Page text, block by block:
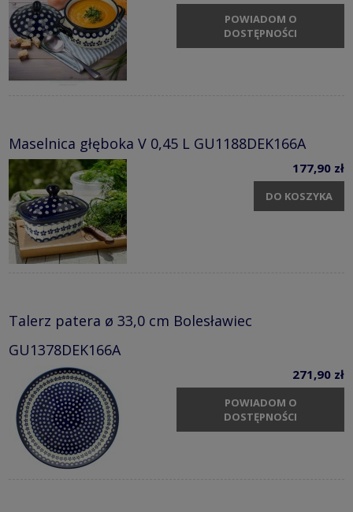
POWIADOM O
DOSTĘPNOŚCI
Maselnica głęboka V 0,45 L GU1188DEK166A
177,90 zł
DO KOSZYKA
Talerz patera ø 33,0 cm Bolesławiec
GU1378DEK166A
271,90 zł
POWIADOM O
DOSTĘPNOŚCI